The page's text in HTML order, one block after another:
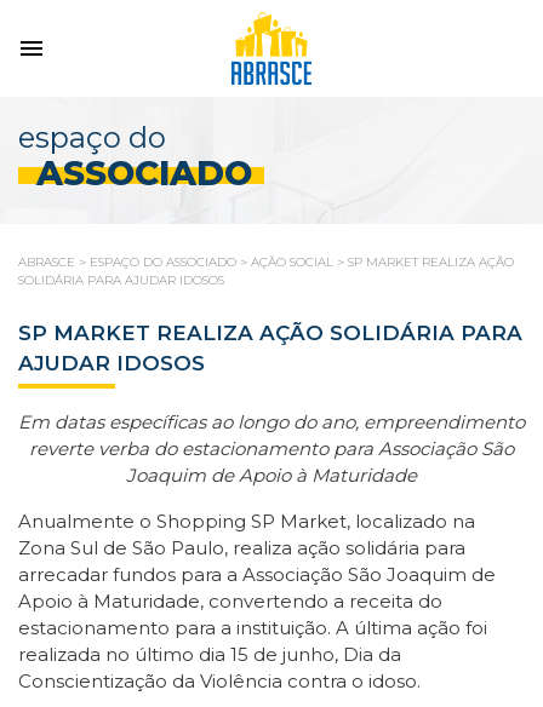
espaço do
ASSOCIADO
ABRASCE > ESPAÇO DO ASSOCIADO > AÇÃO SOCIAL > SP MARKET REALIZA AÇÃO
SOLIDÁRIA PARA AJUDAR IDOSOS
SP MARKET REALIZA AÇÃO SOLIDÁRIA PARA
AJUDAR IDOSOS
Em datas específicas ao longo do ano, empreendimento
reverte verba do estacionamento para Associação São
Joaquim de Apoio à Maturidade
Anualmente o Shopping SP Market, localizado na
Zona Sul de São Paulo, realiza ação solidária para
arrecadar fundos para a Associação São Joaquim de
Apoio à Maturidade, convertendo a receita do
estacionamento para a instituição. A última ação foi
realizada no último dia 15 de junho, Dia da
Conscientização da Violência contra o idoso.